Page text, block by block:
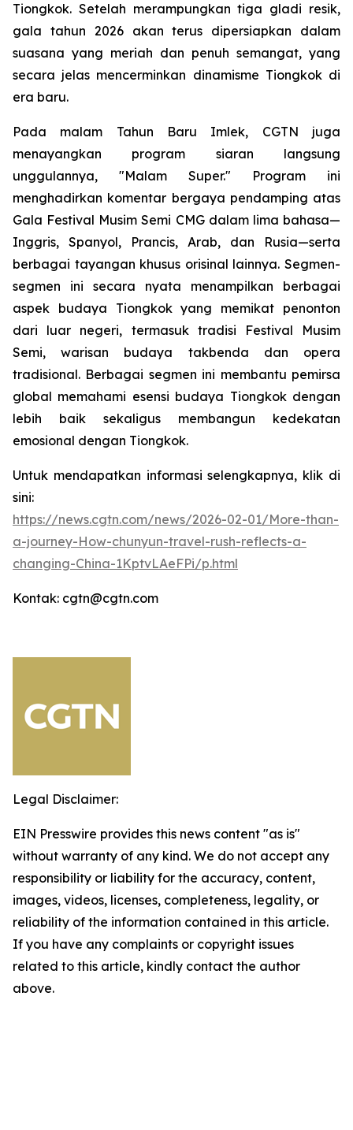
Tiongkok. Setelah merampungkan tiga gladi resik,
gala tahun 2026 akan terus dipersiapkan dalam
suasana yang meriah dan penuh semangat, yang
secara jelas mencerminkan dinamisme Tiongkok di
era baru.
Pada malam Tahun Baru Imlek, CGTN juga
menayangkan program siaran langsung
unggulannya, "Malam Super." Program ini
menghadirkan komentar bergaya pendamping atas
Gala Festival Musim Semi CMG dalam lima bahasa—
Inggris, Spanyol, Prancis, Arab, dan Rusia—serta
berbagai tayangan khusus orisinal lainnya. Segmen-
segmen ini secara nyata menampilkan berbagai
aspek budaya Tiongkok yang memikat penonton
dari luar negeri, termasuk tradisi Festival Musim
Semi, warisan budaya takbenda dan opera
tradisional. Berbagai segmen ini membantu pemirsa
global memahami esensi budaya Tiongkok dengan
lebih baik sekaligus membangun kedekatan
emosional dengan Tiongkok.
Untuk mendapatkan informasi selengkapnya, klik di
sini:
https://news.cgtn.com/news/2026-02-01/More-than-
a-journey-How-chunyun-travel-rush-reflects-a-
changing-China-1KptvLAeFPi/p.html
Kontak: cgtn@cgtn.com
Legal Disclaimer:
EIN Presswire provides this news content "as is"
without warranty of any kind. We do not accept any
responsibility or liability for the accuracy, content,
images, videos, licenses, completeness, legality, or
reliability of the information contained in this article.
If you have any complaints or copyright issues
related to this article, kindly contact the author
above.